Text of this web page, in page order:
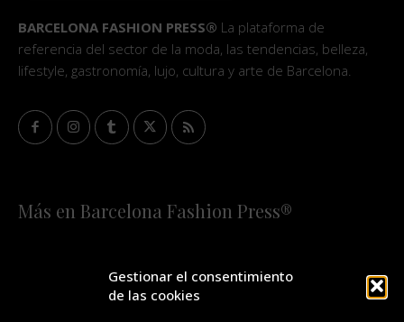
Gestionar el consentimiento
de las cookies
BARCELONA FASHION PRESS® La plataforma de
referencia del sector de la moda, las tendencias, belleza,
lifestyle, gastronomía, lujo, cultura y arte de Barcelona.
Más en Barcelona Fashion Press®
¡SUSCRÍBETE A NUESTRA FASHION NEWS!